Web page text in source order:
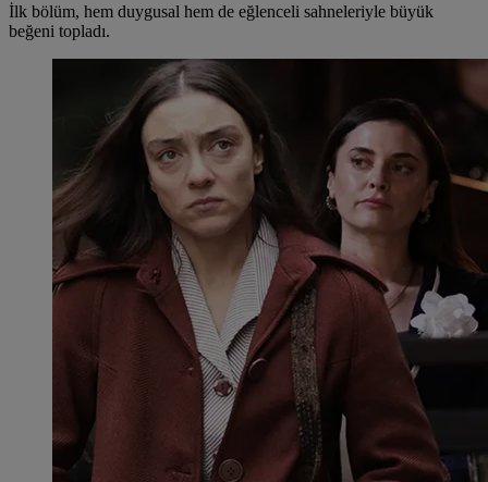
İlk bölüm, hem duygusal hem de eğlenceli sahneleriyle büyük
beğeni topladı.